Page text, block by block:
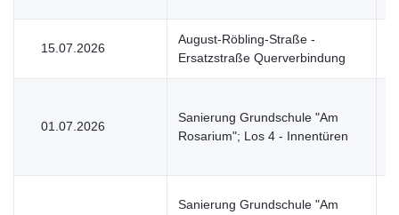
15.07.2026
August-Röbling-Straße -
Ersatzstraße Querverbindung
01.07.2026
Sanierung Grundschule "Am
Rosarium"; Los 4 - Innentüren
Sanierung Grundschule "Am